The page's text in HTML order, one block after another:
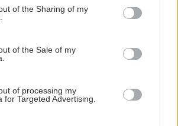
or usage behaviour. You may click to
to Google and its third-party tags to
specified purposes in below Google
of the Sharing of my
of the Sale of my
of processing my
for Targeted Advertising.